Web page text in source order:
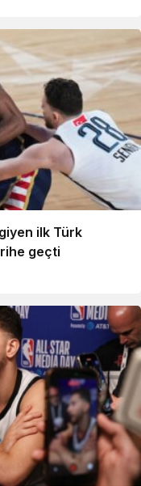
ilk Türk
geçti